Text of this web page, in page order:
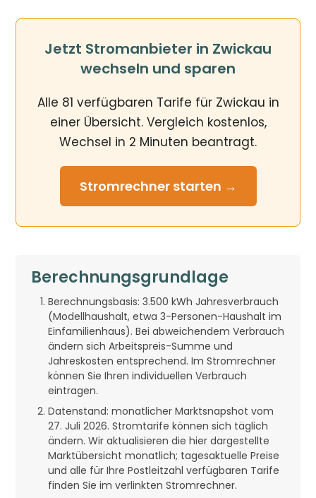
Jetzt Stromanbieter in Zwickau
wechseln und sparen
Alle 81 verfügbaren Tarife für Zwickau in
einer Übersicht. Vergleich kostenlos,
Wechsel in 2 Minuten beantragt.
Stromrechnerstarten →
Berechnungsgrundlage
Berechnungsbasis: 3.500 kWh Jahresverbrauch
(Modellhaushalt, etwa 3-Personen-Haushalt im
Einfamilienhaus). Bei abweichendem Verbrauch
ändern sich Arbeitspreis-Summe und
Jahreskosten entsprechend. Im Stromrechner
können Sie Ihren individuellen Verbrauch
eintragen.
Datenstand: monatlicher Marktsnapshot vom
27. Juli 2026. Stromtarife können sich täglich
ändern. Wir aktualisieren die hier dargestellte
Marktübersicht monatlich; tagesaktuelle Preise
und alle für Ihre Postleitzahl verfügbaren Tarife
finden Sie im verlinkten Stromrechner.